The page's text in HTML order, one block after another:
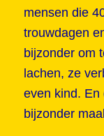
mensen die
trouwdagen
bijzonder om
lachen, ze
even kind. En
bijzonder